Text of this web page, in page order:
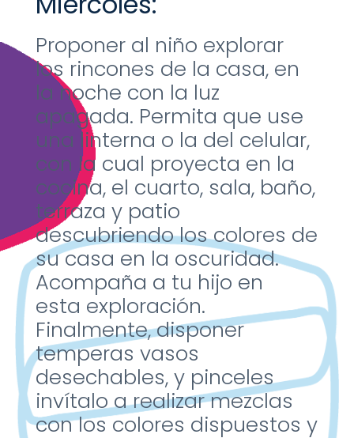
Proponer al niño explorar
los rincones de la casa, en
la noche con la luz
apagada. Permita que use
una linterna o la del celular,
con la cual proyecta en la
cocina, el cuarto, sala, baño,
terraza y patio
descubriendo loscolores de
su casa en la oscuridad.
Acompaña a tu hijo en
esta exploración.
Finalmente, disponer
temperas vasos
desechables, y pinceles
invítalo a realizarmezclas
con los colores dispuestos y